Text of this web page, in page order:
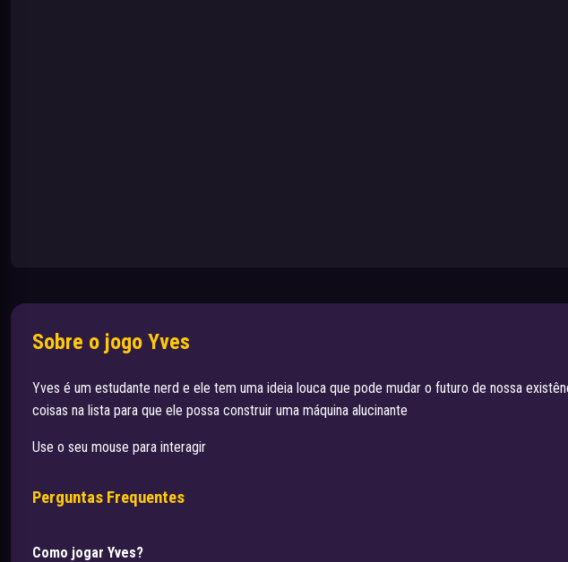
Sobre o jogo Yves
Yves é um estudante nerd e ele tem uma ideia louca que pode mudar o futuro de nossa
coisas na lista para que ele possa construir uma máquina alucinante
Use o seu mouse para interagir
Perguntas Frequentes
Como jogar Yves?